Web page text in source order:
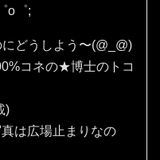
⁠o⁠゜⁠;
どうしよう〜(⁠@⁠_⁠@⁠)
コネの★博士のトコ
)
は広場止まりなの